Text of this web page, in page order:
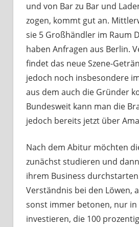
und von Bar zu Bar und
zogen, kommt gut an.
sie 5 Großhändler im Raum
haben Anfragen aus Berlin.
findet das neue Szene-
jedoch noch insbesondere
aus dem auch die Gründer
Bundesweit kann man die
jedoch bereits jetzt über
Nach dem Abitur möchten
zunächst studieren und
ihrem Business
Verständnis bei den Löwen,
sonst immer betonen, nur in
investieren, die 100